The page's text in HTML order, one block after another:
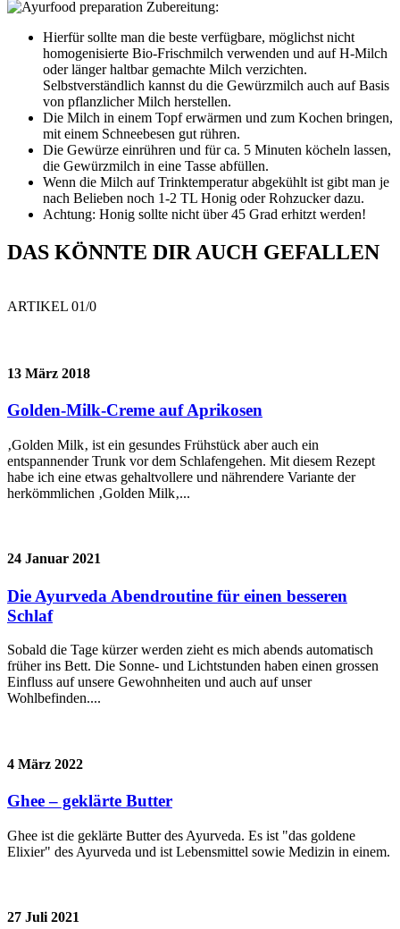
Zubereitung:
Hierfür sollte man die beste verfügbare, möglichst nicht
homogenisierte Bio-Frischmilch verwenden und auf H-Milch
oder länger haltbar gemachte Milch verzichten.
Selbstverständlich kannst du die Gewürzmilch auch auf Basis
von pflanzlicher Milch herstellen.
Die Milch in einem Topf erwärmen und zum Kochen bringen,
mit einem Schneebesen gut rühren.
Die Gewürze einrühren und für ca. 5 Minuten köcheln lassen,
die Gewürzmilch in eine Tasse abfüllen.
Wenn die Milch auf Trinktemperatur abgekühlt ist gibt man je
nach Belieben noch 1-2 TL Honig oder Rohzucker dazu.
Achtung: Honig sollte nicht über 45 Grad erhitzt werden!
DAS KÖNNTE DIR AUCH GEFALLEN
ARTIKEL 01/0
13 März 2018
Golden-Milk-Creme auf Aprikosen
‚Golden Milk‚ ist ein gesundes Frühstück aber auch ein
entspannender Trunk vor dem Schlafengehen. Mit diesem Rezept
habe ich eine etwas gehaltvollere und nährendere Variante der
herkömmlichen ‚Golden Milk‚...
24 Januar 2021
Die Ayurveda Abendroutine für einen besseren
Schlaf
Sobald die Tage kürzer werden zieht es mich abends automatisch
früher ins Bett. Die Sonne- und Lichtstunden haben einen grossen
Einfluss auf unsere Gewohnheiten und auch auf unser
Wohlbefinden....
4 März 2022
Ghee – geklärte Butter
Ghee ist die geklärte Butter des Ayurveda. Es ist "das goldene
Elixier" des Ayurveda und ist Lebensmittel sowie Medizin in einem.
27 Juli 2021